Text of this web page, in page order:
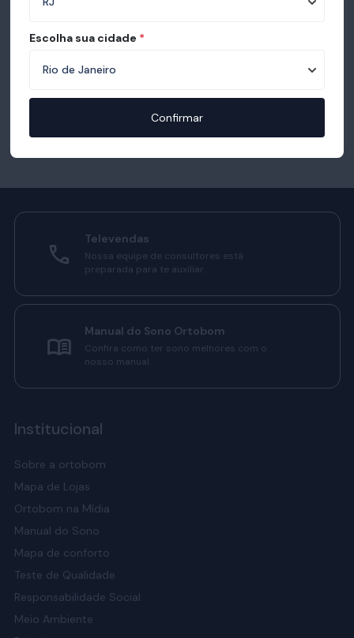
Televendas
Nossa equipe de consultores está
preparada para te auxiliar.
Manual do Sono Ortobom
Confira como ter sono melhores com o
nosso manual.
Institucional
Sobre a ortobom
Mapa de Lojas
Ortobom na Mídia
Manual do Sono
Mapa de conforto
Teste de Qualidade
Responsabilidade Social
Meio Ambiente
Escolha sua cidade *
Confirmar